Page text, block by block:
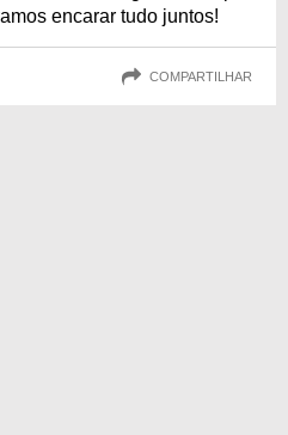
encarar tudo juntos!
COMPARTILHAR